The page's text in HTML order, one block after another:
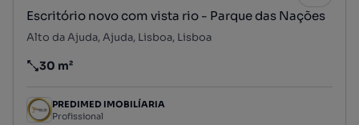
Escritório novo com vista rio - Parque das Nações
Alto da Ajuda, Ajuda, Lisboa, Lisboa
Preço por metro quadrado
30 m²
PREDIMED IMOBILÍARIA
Profissional